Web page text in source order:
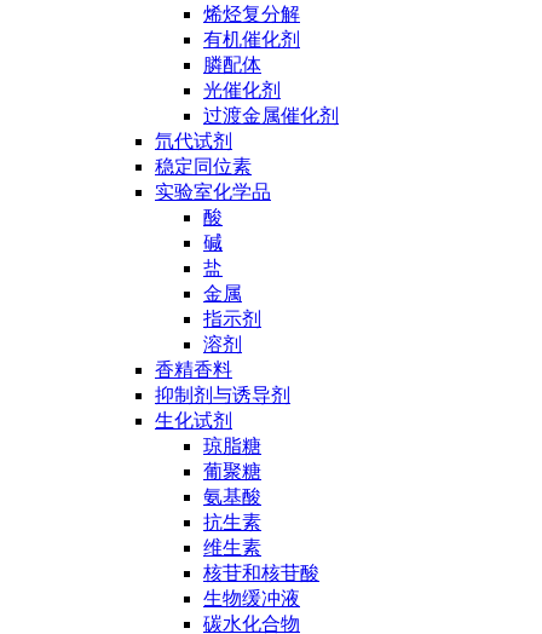
烯烃复分解
有机催化剂
膦配体
光催化剂
过渡金属催化剂
氘代试剂
稳定同位素
实验室化学品
酸
碱
盐
金属
指示剂
溶剂
香精香料
抑制剂与诱导剂
生化试剂
琼脂糖
葡聚糖
氨基酸
抗生素
维生素
核苷和核苷酸
生物缓冲液
碳水化合物